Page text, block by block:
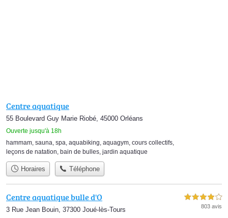
Centre aquatique
55 Boulevard Guy Marie Riobé, 45000 Orléans
Ouverte jusqu'à 18h
hammam, sauna, spa, aquabiking, aquagym, cours collectifs,
leçons de natation, bain de bulles, jardin aquatique
Horaires Téléphone
Centre aquatique bulle d'O
3 Rue Jean Bouin, 37300 Joué-lès-Tours
4,0 étoiles sur 5
803 avis